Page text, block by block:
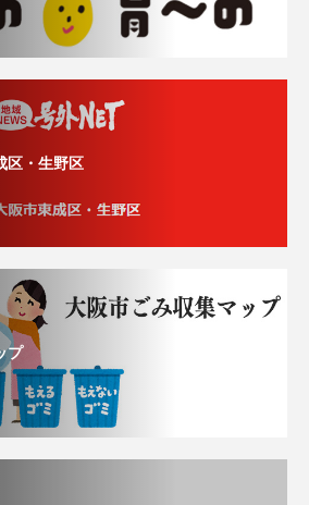
区・生野区
プ